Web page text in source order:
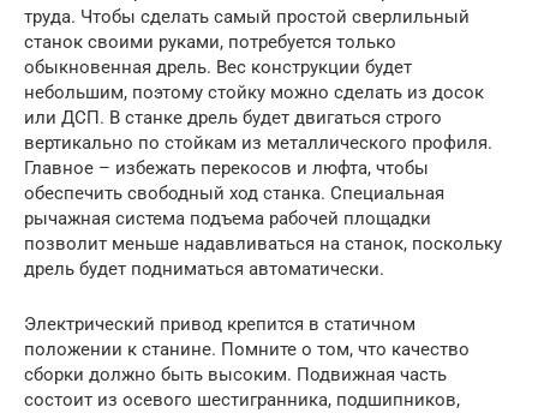
труда. Чтобы сделать самый простой сверлильный
станок своими руками, потребуется только
обыкновенная дрель. Вес конструкции будет
небольшим, поэтому стойку можно сделать из досок
или ДСП. В станке дрель будет двигаться строго
вертикально по стойкам из металлического профиля.
Главное – избежать перекосов и люфта, чтобы
обеспечить свободный ход станка. Специальная
рычажная система подъема рабочей площадки
позволит меньше надавливаться на станок, поскольку
дрель будет подниматься автоматически.
Электрический привод крепится в статичном
положении к станине. Помните о том, что качество
сборки должно быть высоким. Подвижная часть
состоит из осевого шестигранника, подшипников,